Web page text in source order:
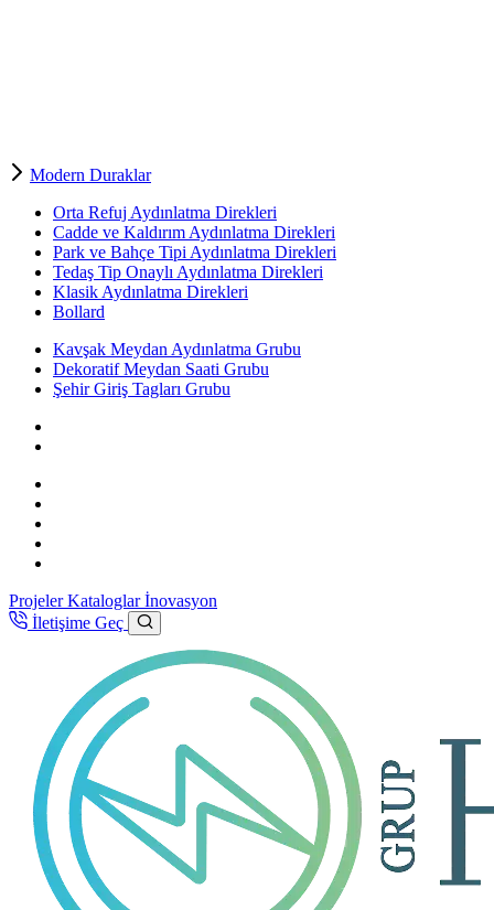
Modern Duraklar
Orta Refuj Aydınlatma Direkleri
Cadde ve Kaldırım Aydınlatma Direkleri
Park ve Bahçe Tipi Aydınlatma Direkleri
Tedaş Tip Onaylı Aydınlatma Direkleri
Klasik Aydınlatma Direkleri
Bollard
Kavşak Meydan Aydınlatma Grubu
Dekoratif Meydan Saati Grubu
Şehir Giriş Tagları Grubu
Projeler Kataloglar İnovasyon
İletişime Geç